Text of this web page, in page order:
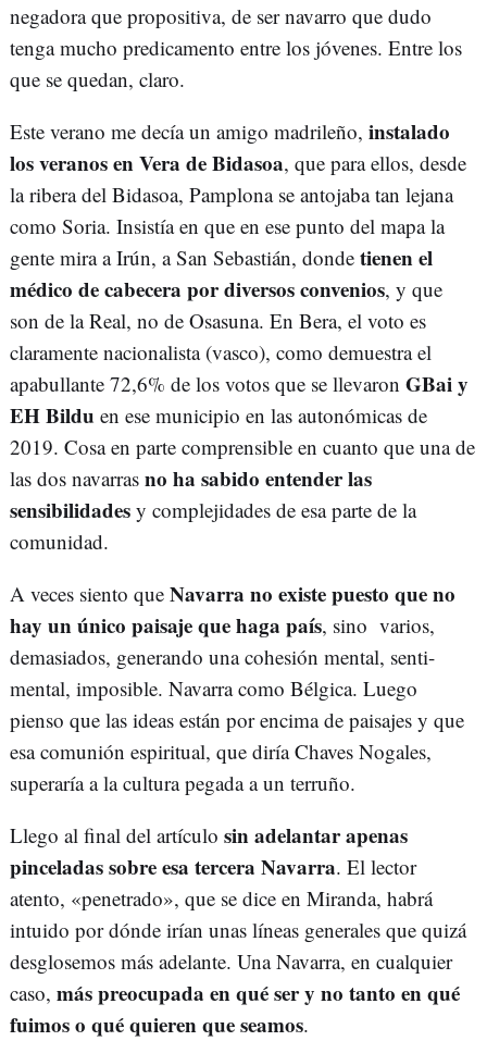
negadora que propositiva, de ser navarro que dudo
tenga mucho predicamento entre los jóvenes. Entre los
que se quedan, claro.
Este verano me decía un amigo madrileño, instalado
los veranos en Vera de Bidasoa, que para ellos, desde
la ribera del Bidasoa, Pamplona se antojaba tan lejana
como Soria. Insistía en que en ese punto del mapa la
gente mira a Irún, a San Sebastián, donde tienen el
médico de cabecera por diversos convenios, y que
son de la Real, no de Osasuna. En Bera, el voto es
claramente nacionalista (vasco), como demuestra el
apabullante 72,6% de los votos que se llevaron GBai y
EH Bildu en ese municipio en las autonómicas de
2019. Cosa en parte comprensible en cuanto que una de
las dos navarras no ha sabido entender las
sensibilidades y complejidades de esa parte de la
comunidad.
A veces siento que Navarra no existe puesto que no
hay un único paisaje que haga país, sino varios,
demasiados, generando una cohesión mental, senti-
mental, imposible. Navarra como Bélgica. Luego
pienso que las ideas están por encima de paisajes y que
esa comunión espiritual, que diría Chaves Nogales,
superaría a la cultura pegada a un terruño.
Llego al final del artículo sin adelantar apenas
pinceladas sobre esa tercera Navarra. El lector
atento, «penetrado», que se dice en Miranda, habrá
intuido por dónde irían unas líneas generales que quizá
desglosemos más adelante. Una Navarra, en cualquier
caso, más preocupada en qué ser y no tanto en qué
fuimos o qué quieren que seamos.